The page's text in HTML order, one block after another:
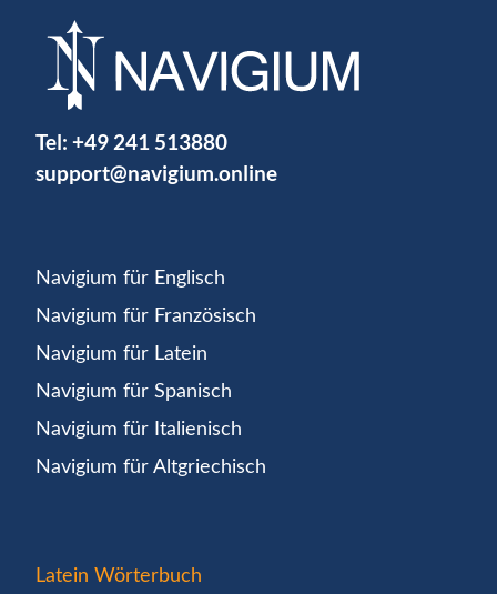
Tel: +49 241 513880
support@navigium.online
Navigium für Englisch
Navigium für Französisch
Navigium für Latein
Navigium für Spanisch
Navigium für Italienisch
Navigium für Altgriechisch
Latein Wörterbuch